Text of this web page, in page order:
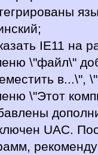
IE11 на
\"файл\"
в...\",
\"Этот
UAC.